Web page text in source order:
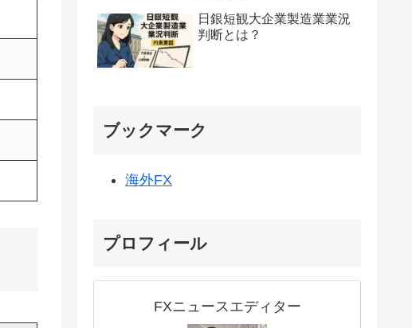
日銀短観大企業製造業業況
判断とは？
ブックマーク
海外FX
プロフィール
FXニュースエディター